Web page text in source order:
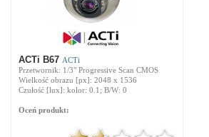
ACTi B67 ACTi
Przetwornik: 1/3" Progressive Scan CMOS
Wielkość obrazu [px]: 2048 x 1536
Czułość [lux]: kolor: 0.1; B/W: 0
Oceń produkt: